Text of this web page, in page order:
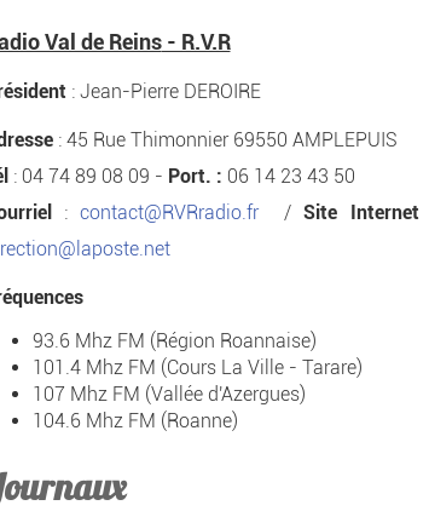
Val de Reins- R.V.R
: Jean-Pierre DEROIRE
: 45 Rue Thimonnier69550 AMPLEPUIS
: 04 74 89 08 09 - Port. : 06 14 23 43 50
:contact@RVRradio.fr/Site Internet
93.6 Mhz FM (Région Roannaise)
101.4 Mhz FM (Cours La Ville - Tarare)
107 Mhz FM (Vallée d'Azergues)
104.6 Mhz FM (Roanne)